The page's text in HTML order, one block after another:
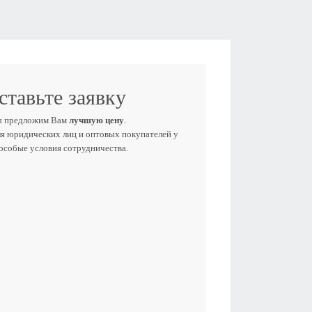
заявку
предложим Вамлучшую цену.
юридических лиц и оптовых покупателей у
условия сотрудничества.